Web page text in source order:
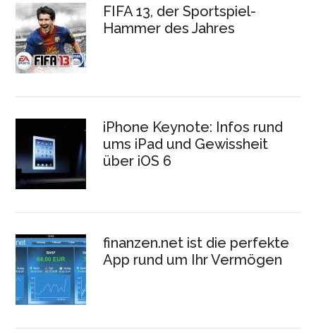
FIFA 13, der Sportspiel-
Hammer des Jahres
iPhone Keynote: Infos rund
ums iPad und Gewissheit
über iOS 6
finanzen.net ist die perfekte
App rund um Ihr Vermögen